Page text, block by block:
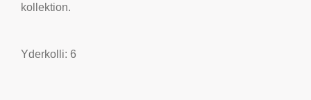
kollektion.
Yderkolli: 6